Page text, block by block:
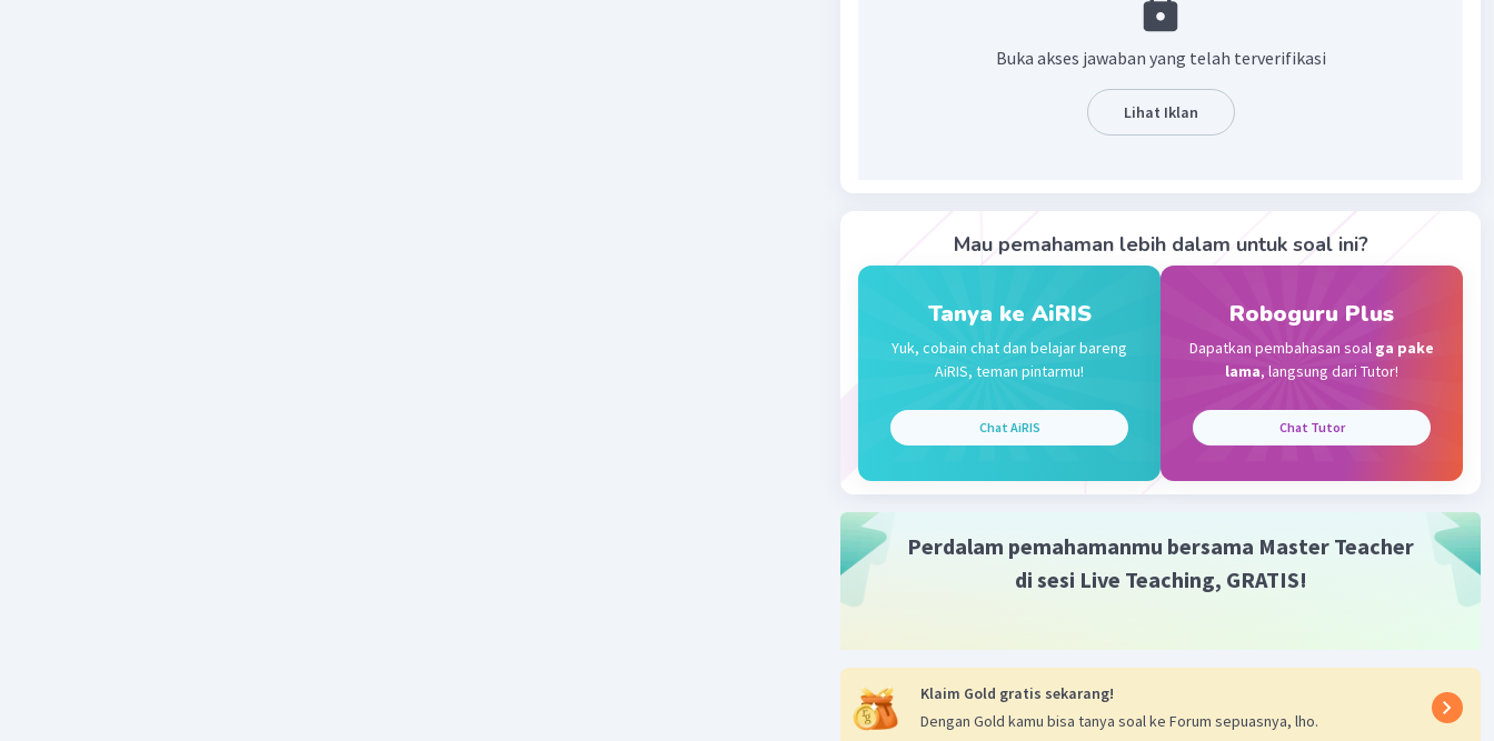
. Penerapan teknologi pangan melibatkan berbagai
metode untuk mengubah bahan mentah menjadi makanan yang siap
dikonsumsi.
Balas
Manfaatnya adalah menghasilkan makanan yang lebih aman
Beri Rating
Gisya A Level 67
Buka akses jawaban yang telah terverifikasi
Lihat Iklan
Mau pemahaman lebih dalam untuk soal ini?
Tanya ke AiRIS
Yuk, cobain chat dan belajar bareng
AiRIS, teman pintarmu!
Chat AiRIS
Roboguru Plus
Dapatkan pembahasan soal ga pake
lama, langsung dari Tutor!
Chat Tutor
Perdalam pemahamanmu bersama Master Teacher
di sesi Live Teaching, GRATIS!
Klaim Gold gratis sekarang!
Dengan Gold kamu bisa tanya soal ke Forum sepuasnya, lho.